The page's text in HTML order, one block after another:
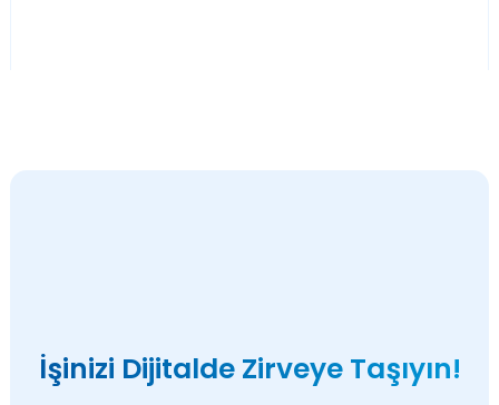
İşinizi Dijitalde Zirveye Taşıyın!